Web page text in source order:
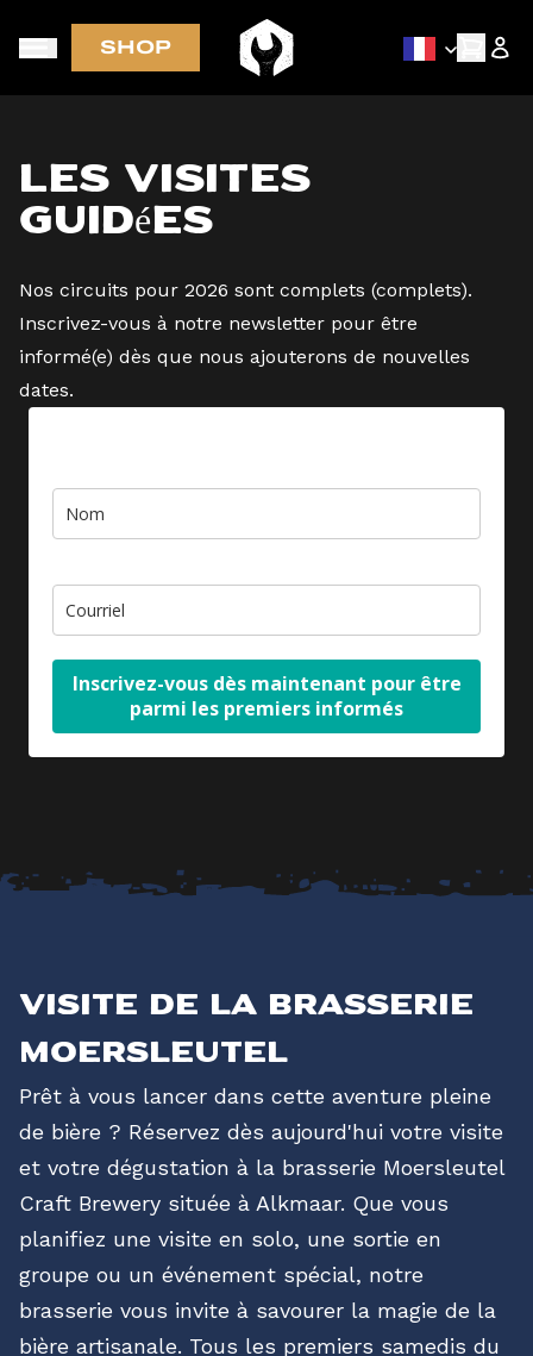
SHOPAccès anticipé via la newsletter
Les visites
guidées
Nos circuits pour 2026 sont complets (complets).
Inscrivez-vous à notre newsletter pour être
informé(e) dès que nous ajouterons de nouvelles
dates.
Inscrivez-vous dès maintenant pour être
parmi les premiers informés
Visite de la brasserie
Moersleutel
Prêt à vous lancer dans cette aventure pleine
de bière ? Réservez dès aujourd'hui votre visite
et votre dégustation à la brasserie Moersleutel
Craft Brewery située à Alkmaar. Que vous
planifiez une visite en solo, une sortie en
groupe ou un événement spécial, notre
brasserie vous invite à savourer la magie de la
bière artisanale. Tous les premiers samedis du